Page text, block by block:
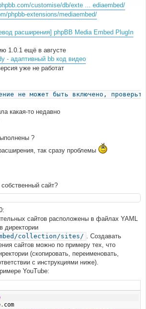
customise/db/exte ... ediaembed/
phpbb-extensions/mediaembed/
расширения] phpBB Media Embed PlugIn
1.0.1 ещё в августе
- адаптивный bb код видео
уже не работат
не может быть включено,
какая-то недавно
?
так сразу проблемы
сайт?
сайтов расположены в файлах YAML
в директории
collection/sites/
. Создавать
сайтов можно по примеру тех, что
(скопировать, переименовать,
с инструкциями ниже).
YouTube:
. com